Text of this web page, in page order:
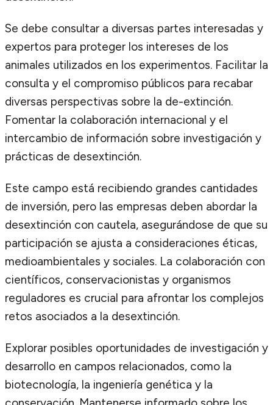
Se debe consultar a diversas partes interesadas y
expertos para proteger los intereses de los
animales utilizados en los experimentos. Facilitar la
consulta y el compromiso públicos para recabar
diversas perspectivas sobre la de-extinción.
Fomentar la colaboración internacional y el
intercambio de información sobre investigación y
prácticas de desextinción.
Este campo está recibiendo grandes cantidades
de inversión, pero las empresas deben abordar la
desextinción con cautela, asegurándose de que su
participación se ajusta a consideraciones éticas,
medioambientales y sociales. La colaboración con
científicos, conservacionistas y organismos
reguladores es crucial para afrontar los complejos
retos asociados a la desextinción.
Explorar posibles oportunidades de investigación y
desarrollo en campos relacionados, como la
biotecnología, la ingeniería genética y la